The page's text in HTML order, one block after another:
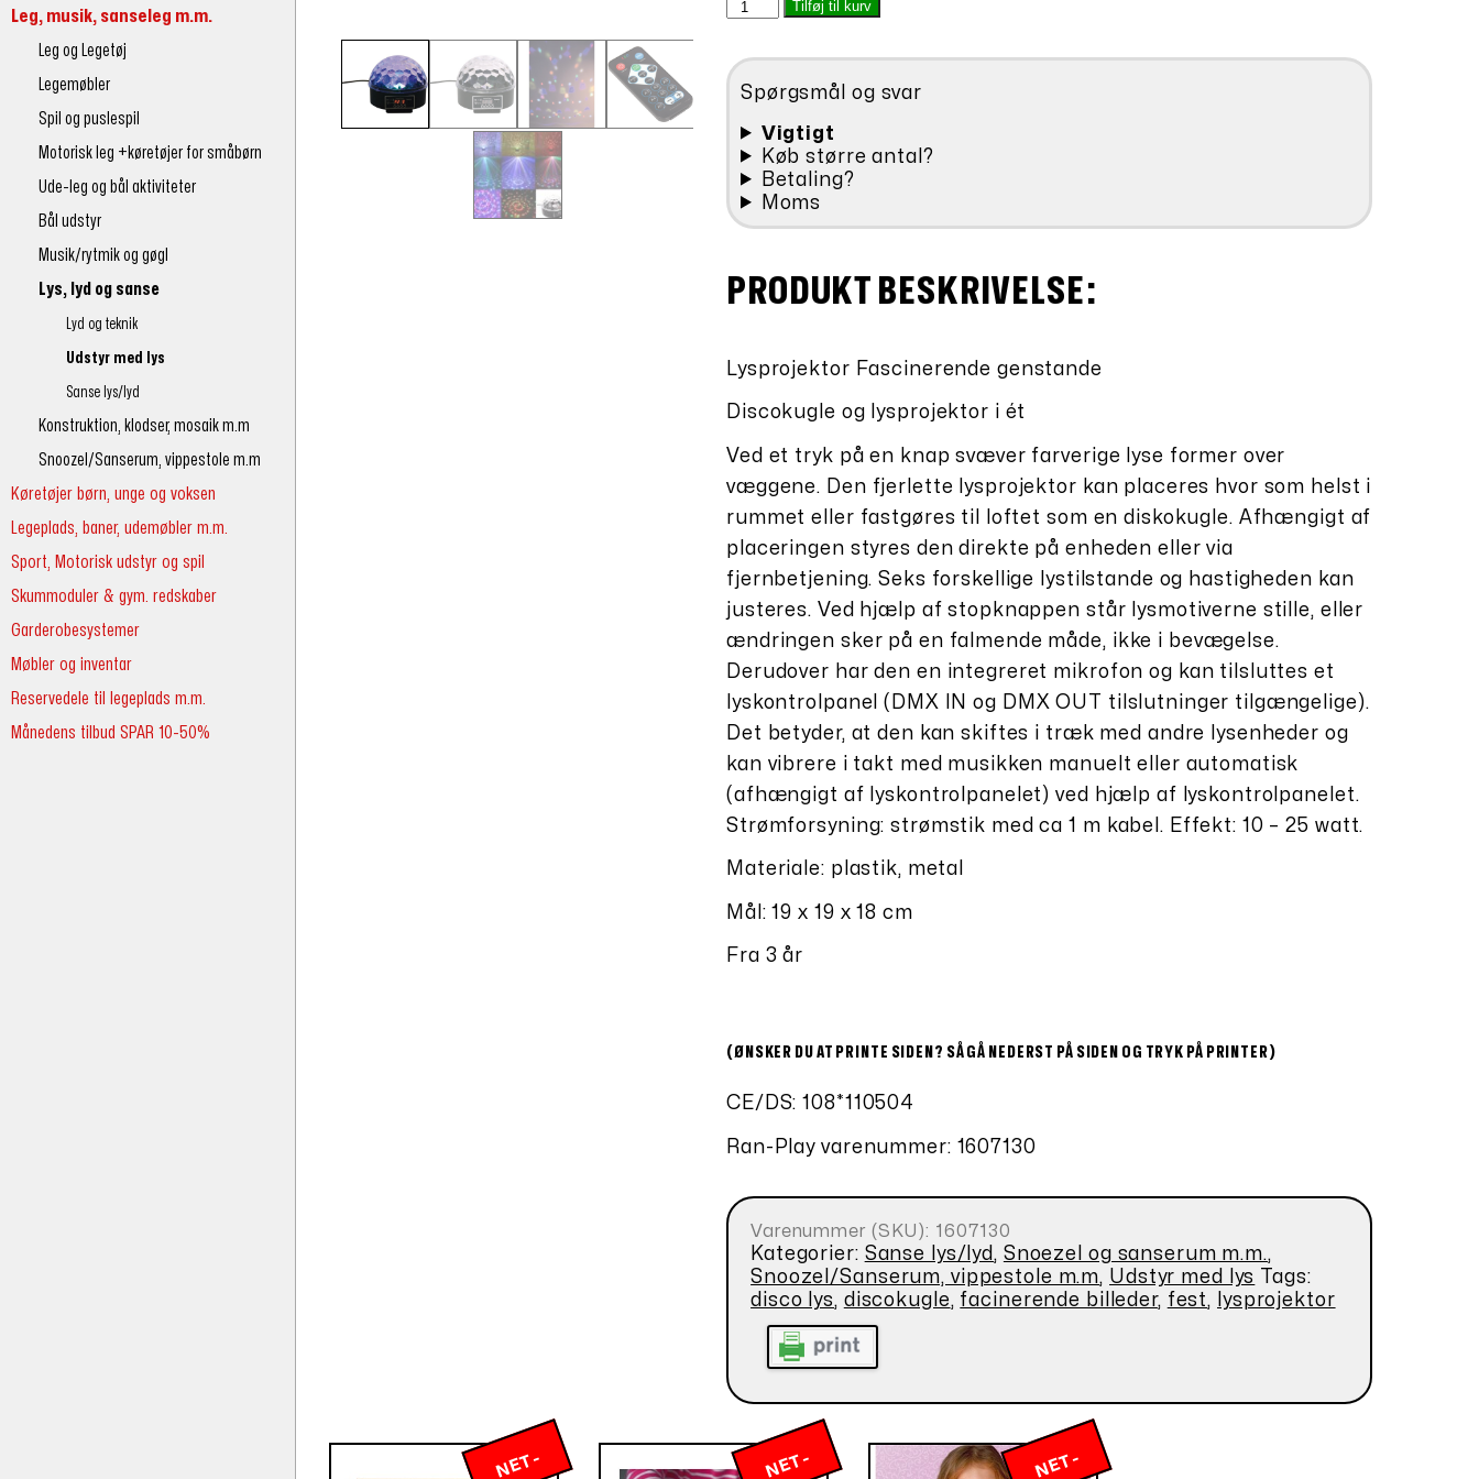
Leg, musik, sanseleg m.m.
Leg og Legetøj
Legemøbler
Spil og puslespil
Motorisk leg +køretøjer for småbørn
Ude-leg og bål aktiviteter
Bål udstyr
Musik/rytmik og gøgl
Lys, lyd og sanse
Lyd og teknik
Udstyr med lys
Sanse lys/lyd
Konstruktion, klodser, mosaik m.m
Snoozel/Sanserum, vippestole m.m
Køretøjer børn, unge og voksen
Legeplads, baner, udemøbler m.m.
Sport, Motorisk udstyr og spil
Skummoduler & gym. redskaber
Garderobesystemer
Møbler og inventar
Reservedele til legeplads m.m.
Månedens tilbud SPAR 10-50%
var:
Discokugle
i
et.
Tilføj til kurv
Spørgsmål og svar
Vigtigt
Køb større antal?
Betaling?
Moms
PRODUKT BESKRIVELSE:
Lysprojektor Fascinerende genstande
Discokugle og lysprojektor i ét
Ved et tryk på en knap svæver farverige lyse former over
væggene. Den fjerlette lysprojektor kan placeres hvor som helst i
rummet eller fastgøres til loftet som en diskokugle. Afhængigt af
placeringen styres den direkte på enheden eller via
fjernbetjening. Seks forskellige lystilstande og hastigheden kan
justeres. Ved hjælp af stopknappen står lysmotiverne stille, eller
ændringen sker på en falmende måde, ikke i bevægelse.
Derudover har den en integreret mikrofon og kan tilsluttes et
lyskontrolpanel (DMX IN og DMX OUT tilslutninger tilgængelige).
Det betyder, at den kan skiftes i træk med andre lysenheder og
kan vibrere i takt med musikken manuelt eller automatisk
(afhængigt af lyskontrolpanelet) ved hjælp af lyskontrolpanelet.
Strømforsyning: strømstik med ca 1 m kabel. Effekt: 10 – 25 watt.
Materiale: plastik, metal
Mål: 19 x 19 x 18 cm
Fra 3 år
(ØNSKER DU AT PRINTE SIDEN? SÅ GÅ NEDERST PÅ SIDEN OG TRYK PÅ PRINTER)
CE/DS: 108*110504
Ran-Play varenummer: 1607130
Varenummer (SKU): 1607130
Kategorier: Sanse lys/lyd , Snoezel og sanserum m.m.,
Snoozel/Sanserum, vippestole m.m, Udstyr med lys
Tags:
disco lys, discokugle, facinerende billeder, fest, lysprojektor
N
E
T
-
P
RI N
E
T
-
P
RI N
E
T
-
P
RI